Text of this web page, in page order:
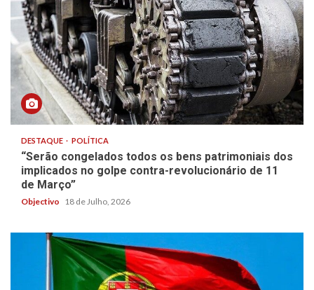
DESTAQUE POLÍTICA
“Serão congelados todos os bens patrimoniais dos
implicados no golpe contra-revolucionário de 11
de Março”
Objectivo 18 de Julho, 2026